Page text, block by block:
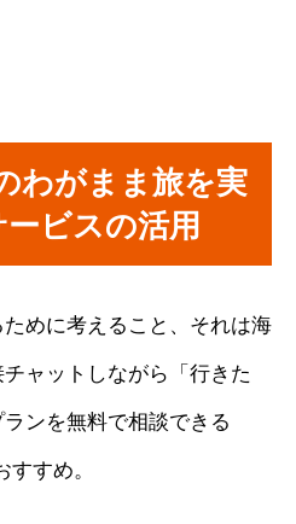
わがまま旅を実
ビスの活用
ために考えること、それは海
ャットしながら「行きた
ンを無料で相談できる
すめ。